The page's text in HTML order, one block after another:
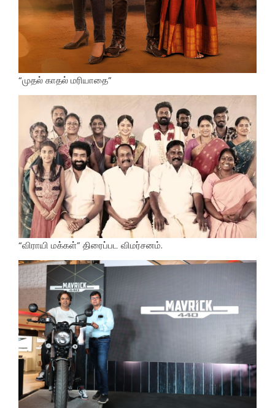
“முதல் காதல் மரியாதை”
“விராயி மக்கள்” திரைப்பட விமர்சனம்.